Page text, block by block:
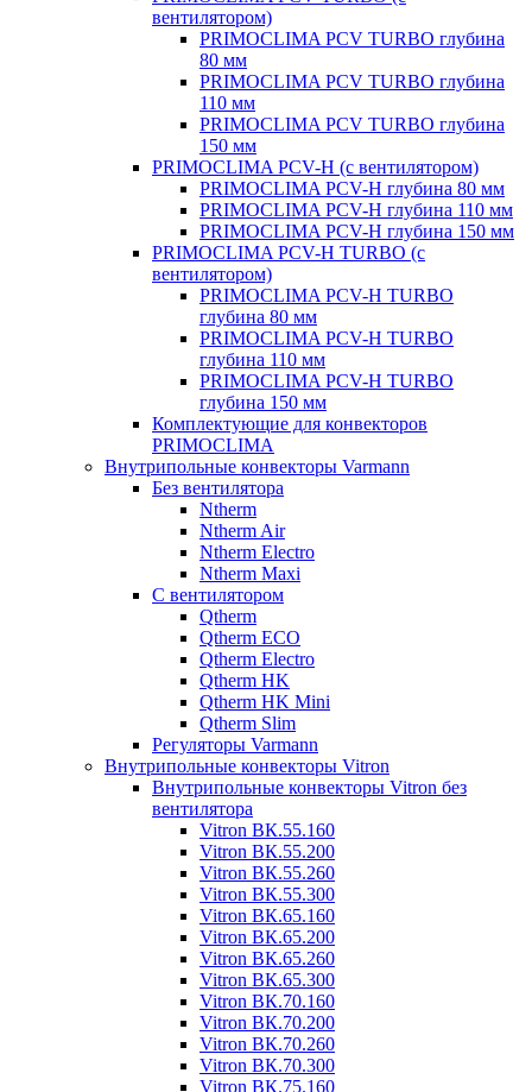
вентилятором)
PRIMOCLIMA PCV TURBO глубина
80 мм
PRIMOCLIMA PCV TURBO глубина
110 мм
PRIMOCLIMA PCV TURBO глубина
150 мм
PRIMOCLIMA PCV-H (c вентилятором)
PRIMOCLIMA PCV-H глубина 80 мм
PRIMOCLIMA PCV-H глубина 110 мм
PRIMOCLIMA PCV-H глубина 150 мм
PRIMOCLIMA PCV-H TURBO (c
вентилятором)
PRIMOCLIMA PCV-H TURBO
глубина 80 мм
PRIMOCLIMA PCV-H TURBO
глубина 110 мм
PRIMOCLIMA PCV-H TURBO
глубина 150 мм
Комплектующие для конвекторов
PRIMOCLIMA
Внутрипольные конвекторы Varmann
Без вентилятора
Ntherm
Ntherm Air
Ntherm Electro
Ntherm Maxi
С вентилятором
Qtherm
Qtherm ECO
Qtherm Electro
Qtherm HK
Qtherm HK Mini
Qtherm Slim
Регуляторы Varmann
Внутрипольные конвекторы Vitron
Внутрипольные конвекторы Vitron без
вентилятора
Vitron ВК.55.160
Vitron ВК.55.200
Vitron ВК.55.260
Vitron ВК.55.300
Vitron ВК.65.160
Vitron ВК.65.200
Vitron ВК.65.260
Vitron ВК.65.300
Vitron ВК.70.160
Vitron ВК.70.200
Vitron ВК.70.260
Vitron ВК.70.300
Vitron ВК.75.160